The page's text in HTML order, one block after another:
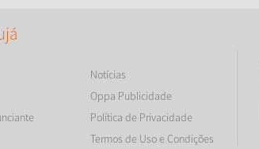
Notícias
Oppa Publicidade
Política de Privacidade
Termos de Uso e Condições